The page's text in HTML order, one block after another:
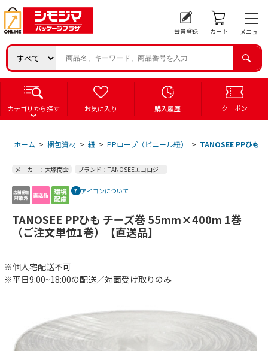
会員登録 カート メニュー
カテゴリから探す お気に入り 購入履歴 クーポン
ホーム > 梱包資材 > 紐 > PPロープ（ビニール紐） > TANOSEE PPひも
メーカー：大塚商会 ブランド：TANOSEEエコロジー
アイコンについて
TANOSEE PPひも チーズ巻 55mm×400m 1巻
（ご注文単位1巻）【直送品】
※個人宅配送不可
※平日9:00~18:00の配送／対面受け取りのみ